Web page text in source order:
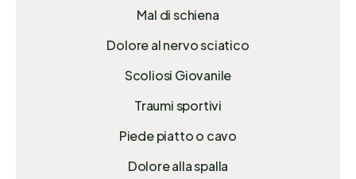
Mal di schiena
Dolore al nervo sciatico
Scoliosi Giovanile
Traumi sportivi
Piede piatto o cavo
Dolore alla spalla